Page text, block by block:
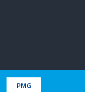
PMG